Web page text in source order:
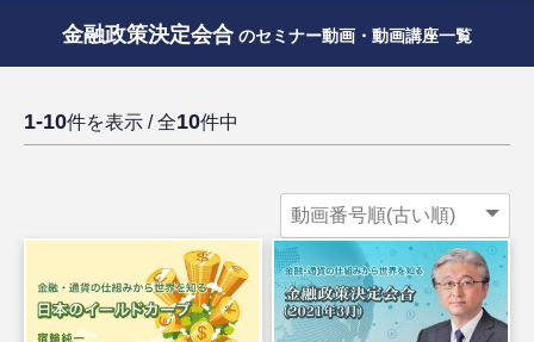
金融政策決定会合 のセミナー動画・動画講座一覧
1-10件を表示 / 全10件中